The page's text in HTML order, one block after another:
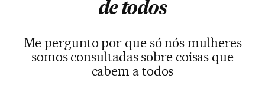
de todos
Me pergunto por que só nós mulheres
somos consultadas sobre coisas que
cabem a todos